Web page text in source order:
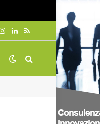
Instagram
LinkedIn
RSS